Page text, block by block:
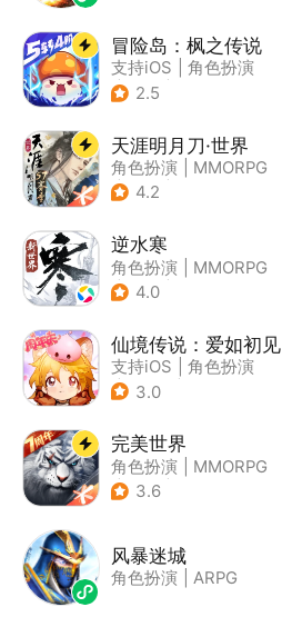
冒险岛：枫之传说
支持iOS
角色扮演
| 放置
2.5
天涯明月刀·世界
角色扮演
MMORPG
| 武侠
4.2
逆水寒
角色扮演
MMORPG
| 武侠
4.0
仙境传说：爱如初见
支持iOS
角色扮演
| ARPG
3.0
完美世界
角色扮演
MMORPG
| 奇幻
3.6
风暴迷城
角色扮演 ARPG